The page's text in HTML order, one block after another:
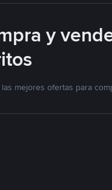
y
mejores ofertas para